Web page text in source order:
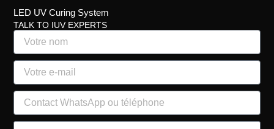
LED UV Curing System
TALK TO IUV EXPERTS